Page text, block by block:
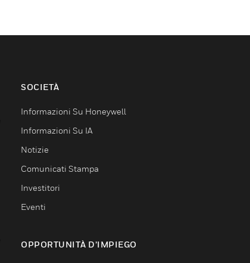
SOCIETÀ
Informazioni Su Honeywell
Informazioni Su IA
Notizie
Comunicati Stampa
Investitori
Eventi
OPPORTUNITÀ D’IMPIEGO